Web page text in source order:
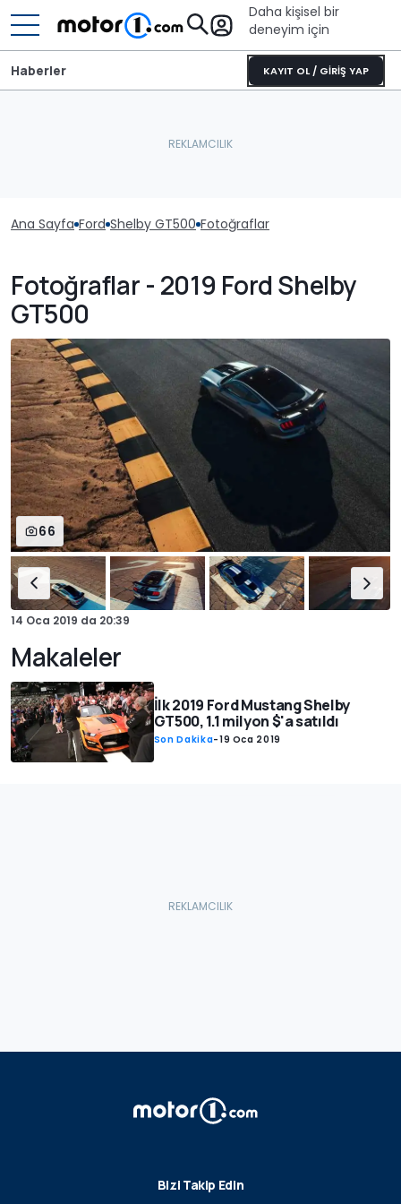
Daha kişisel bir
deneyim için
KAYIT OL / GİRİŞ YAP
Haberler
Ana Sayfa Ford Shelby GT500 Fotoğraflar
Fotoğraflar - 2019 Ford Shelby
GT500
66
14 Oca 2019 da 20:39
Makaleler
İlk 2019 Ford Mustang Shelby
GT500, 1.1 milyon $'a satıldı
Son Dakika-19 Oca 2019
Bizi Takip Edin